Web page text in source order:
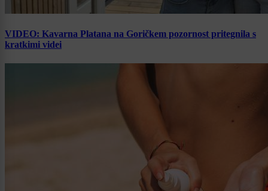
VIDEO: Kavarna Platana na Goričkem pozornost pritegnila s
kratkimi videi